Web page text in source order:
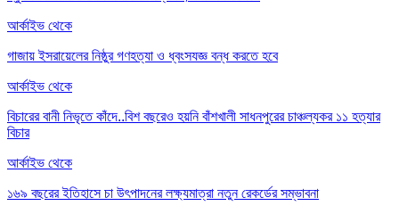
আর্কাইভ থেকে
গাজায় ইসরায়েলের নিষ্ঠুর গণহত্যা ও ধ্বংসযজ্ঞ বন্ধ করতে হবে
আর্কাইভ থেকে
বিচারের বানী নিভৃতে কাঁদে..বিশ বছরেও হয়নি বাঁশখালী সাধনপুরের চাঞ্চল্যকর ১১ হত্যার
বিচার
আর্কাইভ থেকে
১৬৯ বছরের ইতিহাসে চা উৎপাদনের লক্ষ্যমাত্রা নতুন রেকর্ডের সম্ভাবনা